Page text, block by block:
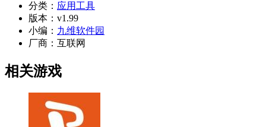
分类： 应用工具
版本： v1.99
小编： 九维软件园
厂商： 互联网
相关游戏